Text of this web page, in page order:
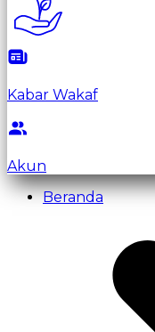
Kabar Wakaf
Akun
Beranda